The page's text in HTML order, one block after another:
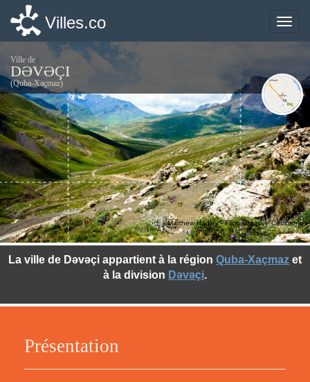
Toggle
Villes.co
Ville de
DƏVƏÇI
(Quba-Xaçmaz)
Présentation
La ville de Dəvəçi appartient à la région Quba-Xaçmaz et
à la division Dəvəçi.
©Matthew Hadley - Flickr Creative Commons
Toggle
Villes.co